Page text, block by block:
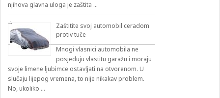
njihova glavna uloga je zaštita …
Zaštitite svoj automobil ceradom
protiv tuče
Mnogi vlasnici automobila ne
posjeduju vlastitu garažu i moraju
svoje limene ljubimce ostavljati na otvorenom. U
slučaju lijepog vremena, to nije nikakav problem.
No, ukoliko …